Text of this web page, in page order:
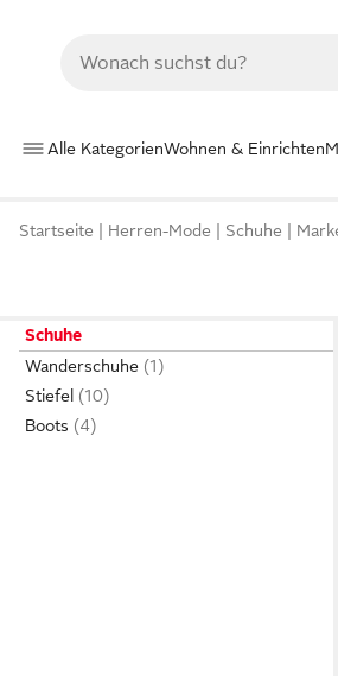
Alle KategorienWohnen & Einrichten
Startseite Herren-Mode Schuhe
Schuhe
Wanderschuhe
Stiefel
Boots